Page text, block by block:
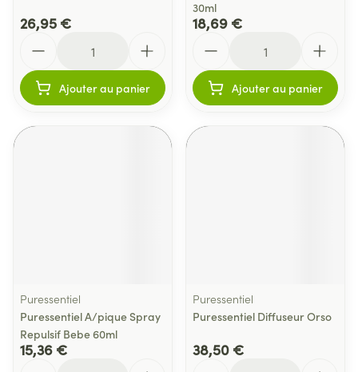
26,95 €
Ajouter au panier
30ml
18,69 €
Ajouter au panier
Puressentiel
Puressentiel A/pique Spray
Repulsif Bebe 60ml
15,36 €
Puressentiel
Puressentiel Diffuseur Orso
38,50 €